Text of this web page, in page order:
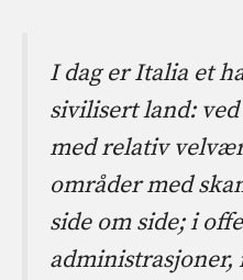
I dag er Italia et
sivilisert land:
med relativ
områder med
side om side; i
administrasjoner,